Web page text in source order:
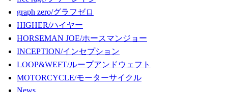
graph zero/グラフゼロ
HIGHER/ハイヤー
HORSEMAN JOE/ホースマンジョー
INCEPTION/インセプション
LOOP&WEFT/ループアンドウェフト
MOTORCYCLE/モーターサイクル